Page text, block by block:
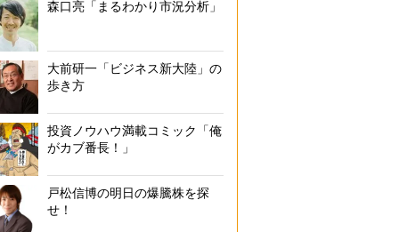
森口亮「まるわかり市況分析」
大前研一「ビジネス新大陸」の
歩き方
投資ノウハウ満載コミック「俺
がカブ番長！」
戸松信博の明日の爆騰株を探
せ！